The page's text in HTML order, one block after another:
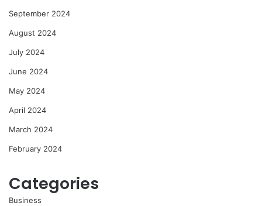
September 2024
August 2024
July 2024
June 2024
May 2024
April 2024
March 2024
February 2024
Categories
Business